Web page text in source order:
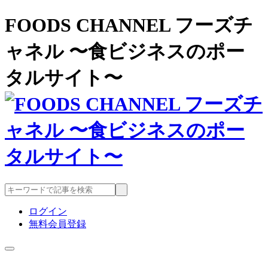
FOODS CHANNEL フーズチ
ャネル 〜食ビジネスのポー
タルサイト〜
ログイン
無料会員登録